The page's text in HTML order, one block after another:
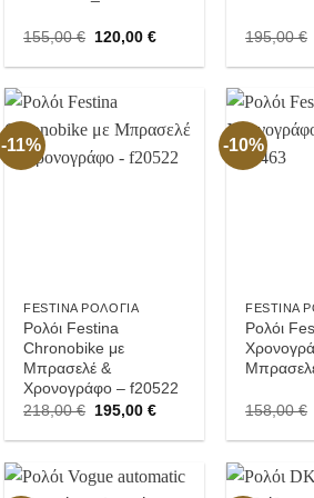
155,00€ Original
price
was:
120,00€Current
is:
195,00€
-11%
Προσθήκη
στην
FESTINA ΡΟΛΌΓΙΑ
Ρολόι Festina
Chronobike με
Μπρασελέ &
Χρονογράφο – f20522
218,00€ Original
was:
195,00€Current
is:
-10%
FESTINA
Ρολόι
158,00€